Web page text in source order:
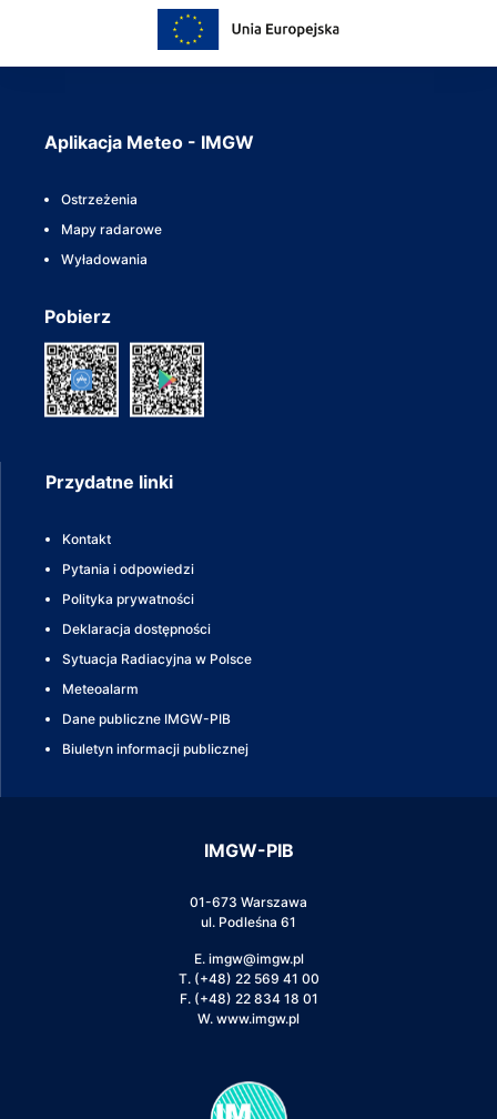
Aplikacja Meteo - IMGW
Ostrzeżenia
Mapy radarowe
Wyładowania
Pobierz
Przydatne linki
Kontakt
Pytania i odpowiedzi
Polityka prywatności
Deklaracja dostępności
Sytuacja Radiacyjna w Polsce
Meteoalarm
Dane publiczne IMGW-PIB
Biuletyn informacji publicznej
IMGW-PIB
01-673 Warszawa
ul. Podleśna 61
E. imgw@imgw.pl
T. (+48) 22 569 41 00
F. (+48) 22 834 18 01
W. www.imgw.pl